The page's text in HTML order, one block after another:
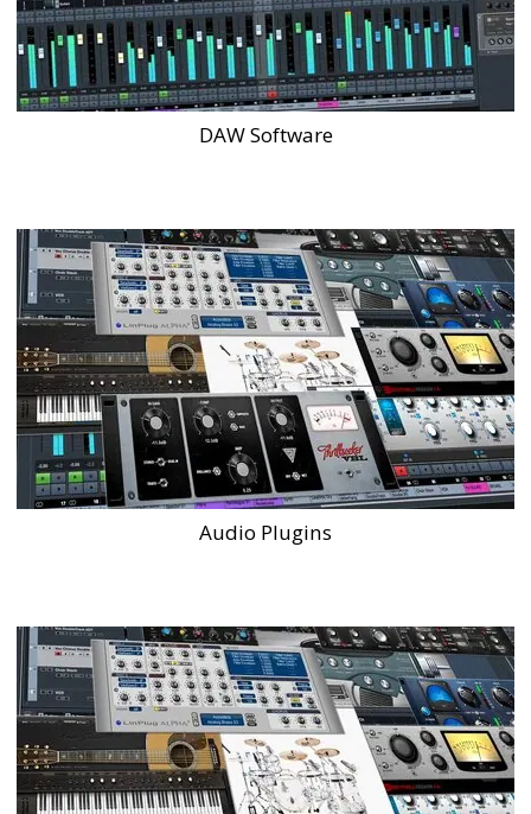
DAW Software
Audio Plugins